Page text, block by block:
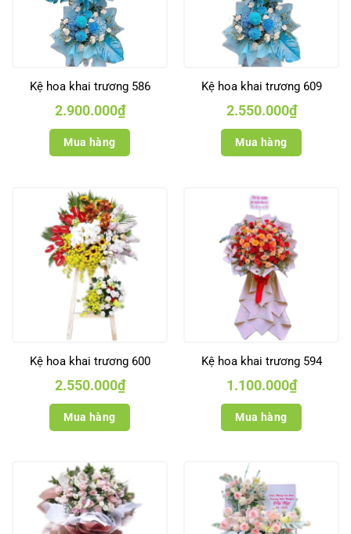
Kệ hoa khai trương 586
2.900.000₫
Mua hàng
Kệ hoa khai trương 609
2.550.000₫
Mua hàng
Kệ hoa khai trương 600
2.550.000₫
Mua hàng
Kệ hoa khai trương 594
1.100.000₫
Mua hàng